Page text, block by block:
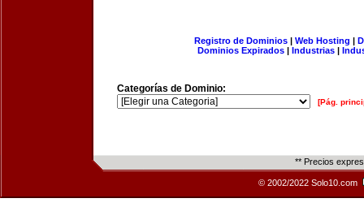
Registro de Dominios| Web Hosting |
Dominios Expirados | Industrias |
Categorías de Dominio:
[Pág.
** Precios
© 2002/2022 Solo10.com